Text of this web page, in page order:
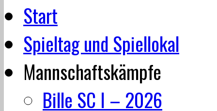
Start
Spieltag und Spiellokal
Mannschaftskämpfe
Bille SC I – 2026